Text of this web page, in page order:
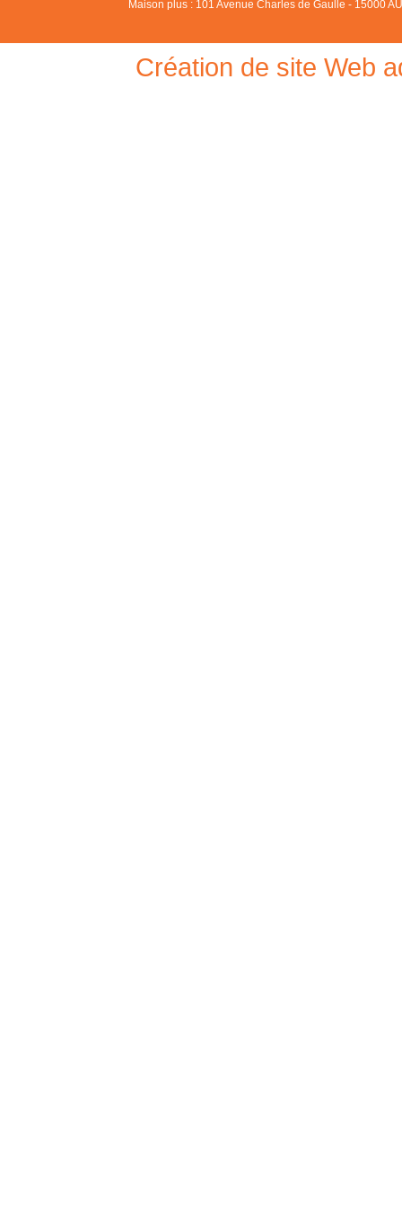
Maison plus : 101 Avenue Charles de Gaulle - 15000
Création de site Web